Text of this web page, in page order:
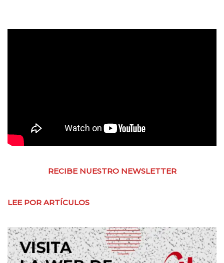
RECIBE NUESTRO NEWSLETTER
LEE POR ARTÍCULOS